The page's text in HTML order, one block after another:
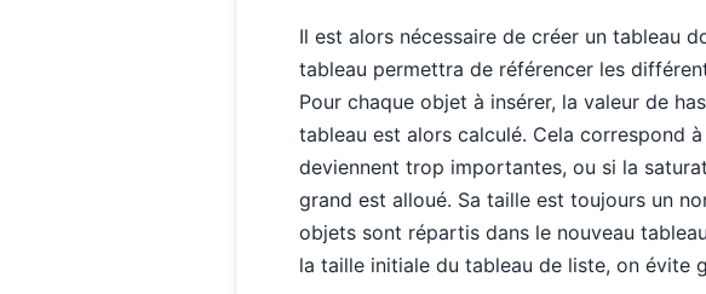
Il est alors nécessaire de créer un tableau
tableau permettra de référencer les
Pour chaque objet à insérer, la valeur de
tableau est alors calculé. Cela correspond
deviennent trop importantes, ou si la
grand est alloué. Sa taille est toujours un
objets sont répartis dans le nouveau
la taille initiale du tableau de liste, on évite